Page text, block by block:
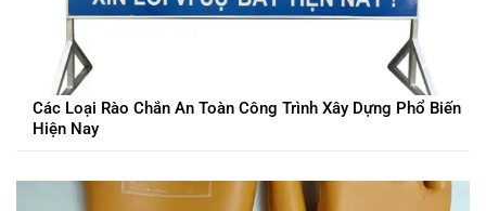
Các Loại Rào Chắn An Toàn Công Trình Xây Dựng Phổ Biến
Hiện Nay